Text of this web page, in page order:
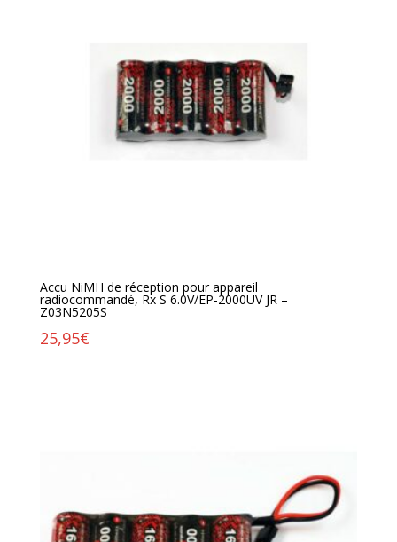
Accu NiMH de réception pour appareil
radiocommandé, Rx S 6.0V/EP-2000UV JR –
Z03N5205S
25,95€